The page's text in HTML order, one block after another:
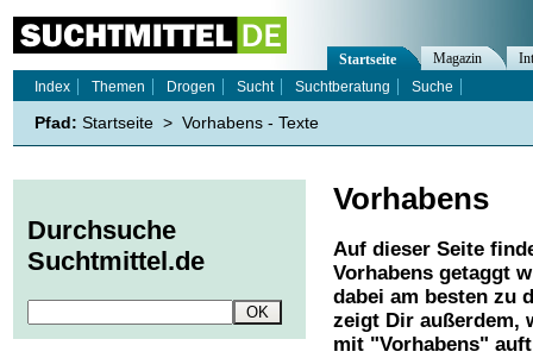
Vorhabens
Auf dieser Seite
Vorhabens getaggt
dabei am besten zu
zeigt Dir außerdem,
mit "Vorhabens"
Startseite Magazin
Index
Themen Drogen Sucht Suchtberatung Suche
Pfad: Startseite > Vorhabens - Texte
Durchsuche
Suchtmittel.de